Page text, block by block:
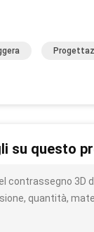
su questo
contrassegno 3D
quantità,